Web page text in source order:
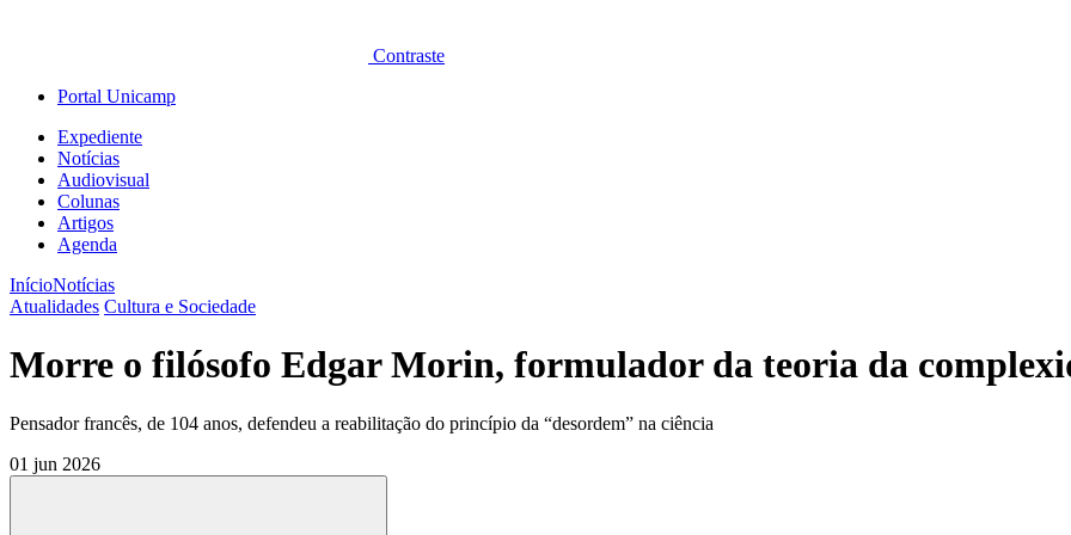
Contraste
Portal Unicamp
Expediente
Notícias
Audiovisual
Colunas
Artigos
Agenda
InícioNotícias
Atualidades Cultura e Sociedade
Morre o filósofo Edgar Morin, formulador da teoria da
Pensador francês, de 104 anos, defendeu a reabilitação do princípio da “desordem” na ciência
01 jun 2026